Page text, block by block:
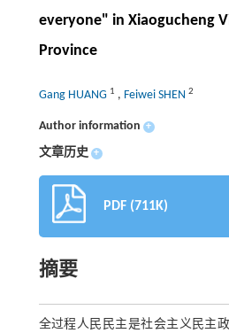
everyone" in Xiaogucheng
Province
Gang HUANG 1 , Feiwei SHEN 2
Author information +
文章历史 +
PDF (711K)
摘要
全过程人民民主是社会主义民主